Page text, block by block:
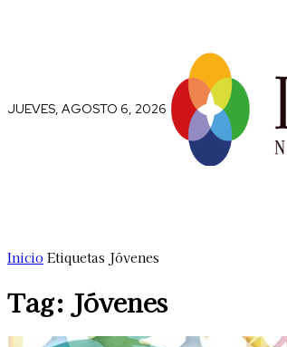
JUEVES, AGOSTO 6, 2026
Inicio Etiquetas Jóvenes
Tag: Jóvenes